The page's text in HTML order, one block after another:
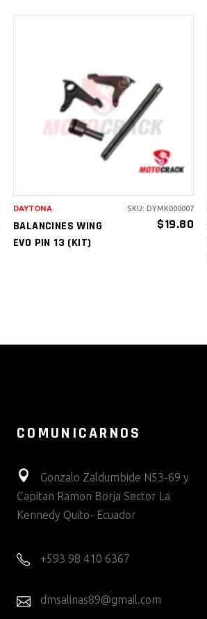
AÑADIR AL
CARRITO
BALANCINES WING
EVO PIN 13 (KIT)
$19.80
DAYTONA SKU: DYMK000007
COMUNICARNOS
Gonzalo Zaldumbide N53-69 y
Capitan Ramon Borja Sector La
Kennedy Quito- Ecuador
+593 98 410 6367
dmsalinas89@gmail.com